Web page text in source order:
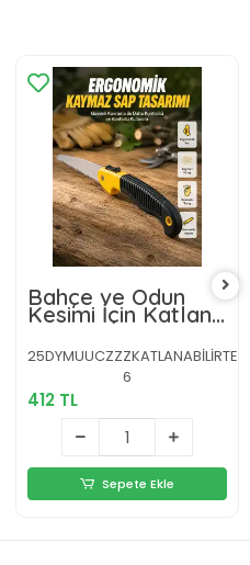
Bahçe ve Odun
Kesimi İçin Katlanır
El Testeresi
6
412 TL
Sepete Ekle